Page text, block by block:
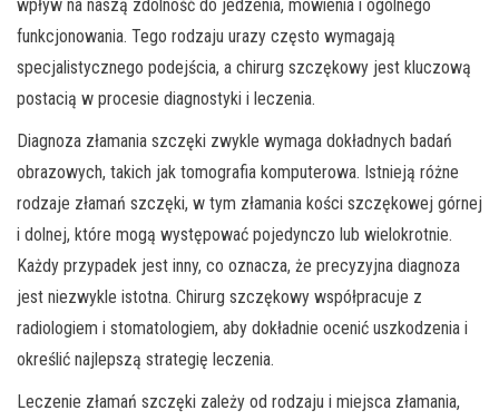
wpływ na naszą zdolność do jedzenia, mówienia i ogólnego
funkcjonowania. Tego rodzaju urazy często wymagają
specjalistycznego podejścia, a chirurg szczękowy jest kluczową
postacią w procesie diagnostyki i leczenia.
Diagnoza złamania szczęki zwykle wymaga dokładnych badań
obrazowych, takich jak tomografia komputerowa. Istnieją różne
rodzaje złamań szczęki, w tym złamania kości szczękowej górnej
i dolnej, które mogą występować pojedynczo lub wielokrotnie.
Każdy przypadek jest inny, co oznacza, że ​​precyzyjna diagnoza
jest niezwykle istotna. Chirurg szczękowy współpracuje z
radiologiem i stomatologiem, aby dokładnie ocenić uszkodzenia i
określić najlepszą strategię leczenia.
Leczenie złamań szczęki zależy od rodzaju i miejsca złamania,